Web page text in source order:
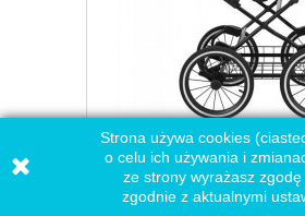
KUNERT Romantic wózek
Strona używa cookies
o celu ich używania i
ze strony wyrażasz
zgodnie z aktualnymi